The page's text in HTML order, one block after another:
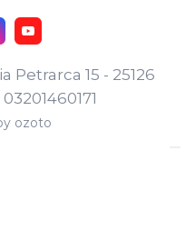
Petrarca 15 - 25126
ozoto
